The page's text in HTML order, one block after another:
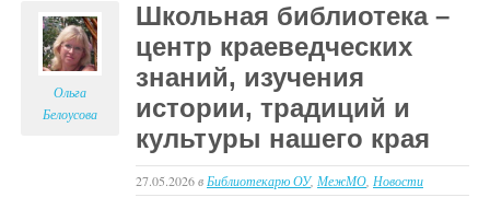
Ольга
Белоусова
Школьная библиотека –
центр краеведческих
знаний, изучения
истории, традиций и
культуры нашего края
27.05.2026в Библиотекарю ОУ, МежМО Новости